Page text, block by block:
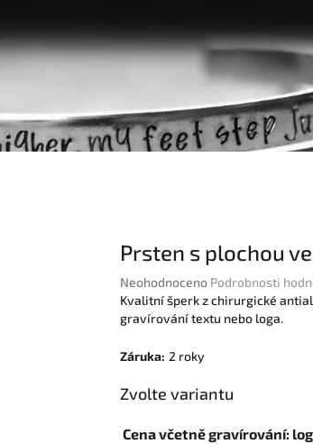
Prsten s plochou
Průměrné
hodnocení
produktu
0,0
5
Neohodnoceno Podrobnosti
Kvalitní šperk z chirurgické
gravírování textu nebo loga.
Záruka: 2 roky
Zvolte variantu
Cena včetně gravírování: